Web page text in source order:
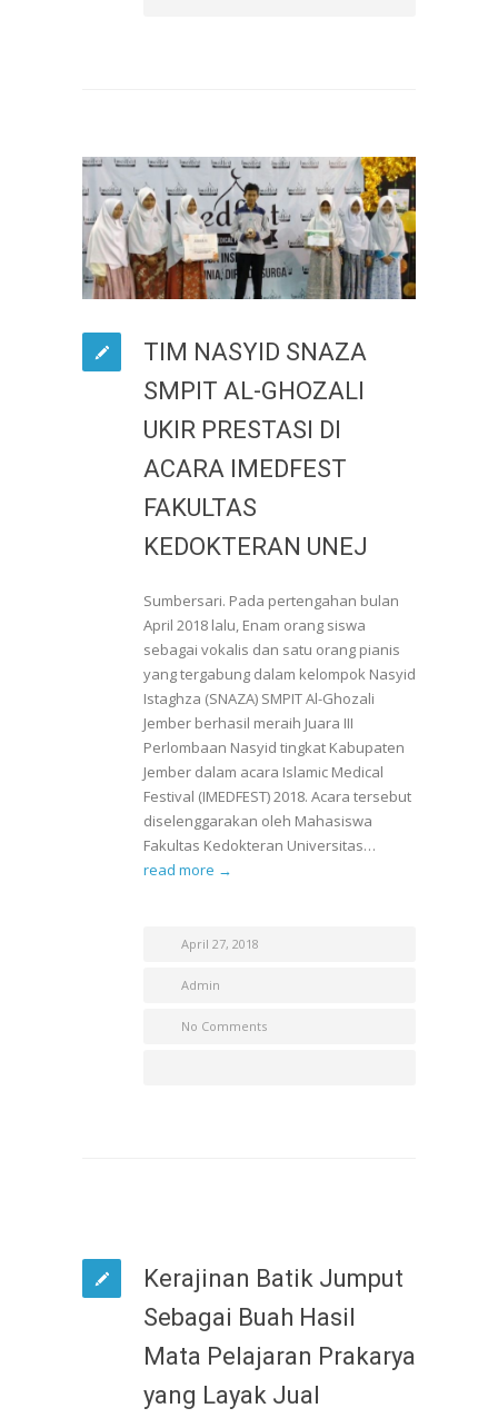
TIM NASYID SNAZA
SMPIT AL-GHOZALI
UKIR PRESTASI DI
ACARA IMEDFEST
FAKULTAS
KEDOKTERAN UNEJ
Sumbersari. Pada pertengahan bulan
April 2018 lalu, Enam orang siswa
sebagai vokalis dan satu orang pianis
yang tergabung dalam kelompok Nasyid
Istaghza (SNAZA) SMPIT Al-Ghozali
Jember berhasil meraih Juara III
Perlombaan Nasyid tingkat Kabupaten
Jember dalam acara Islamic Medical
Festival (IMEDFEST) 2018. Acara tersebut
diselenggarakan oleh Mahasiswa
Fakultas Kedokteran Universitas…
read more →
April 27, 2018
Admin
No Comments
Kerajinan Batik Jumput
Sebagai Buah Hasil
Mata Pelajaran Prakarya
yang Layak Jual